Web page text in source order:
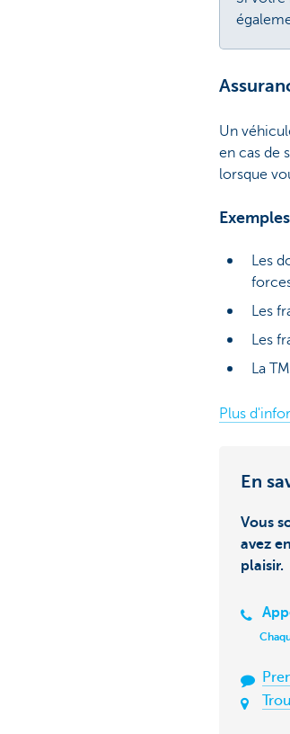
Un
en cas de
lorsque
Exemples
Les
Les
Les
La
Plus
En
Vous
avez
plaisir.